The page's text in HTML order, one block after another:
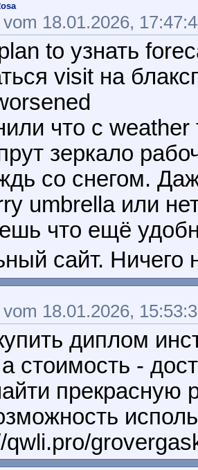
18.01.2026,
to узнать
visit на
что с weather
зеркало
со снегом.
umbrella или
что ещё
сайт. Ничего
18.01.2026,
диплом
стоимость -
прекрасную
qwli.pro/